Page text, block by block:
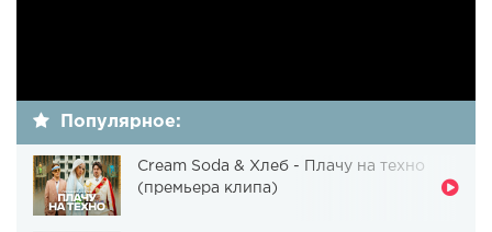
Популярное:
Cream Soda & Хлеб - Плачу на техно
(премьера клипа)